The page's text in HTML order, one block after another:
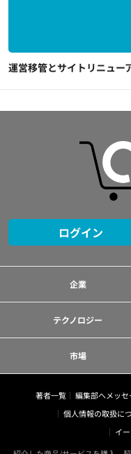
運営移管とサイトリニュー
ログイン
企業
テクノロジー
市場
著者一覧 編集部へメッセ
個人情報の取扱に
イ